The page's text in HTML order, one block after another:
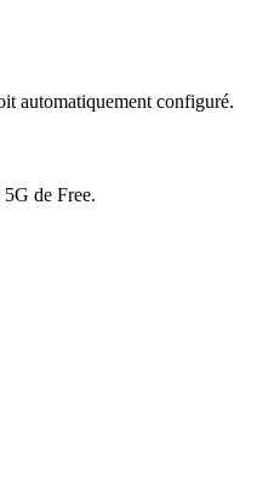
automatiquement configuré.
de Free.